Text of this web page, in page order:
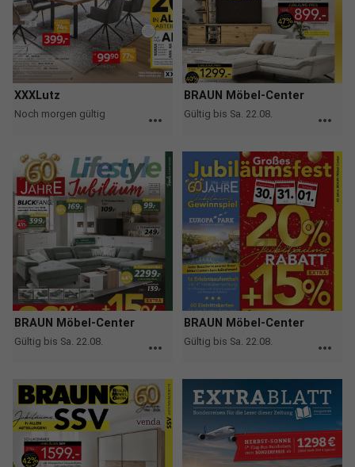
XXXLutz
Noch morgen gültig more_horiz
BRAUN Möbel-Center
Gültig bis Sa. 22.08. more_horiz
BRAUN Möbel-Center
Gültig bis Sa. 22.08. more_horiz
BRAUN Möbel-Center
Gültig bis Sa. 22.08. more_horiz